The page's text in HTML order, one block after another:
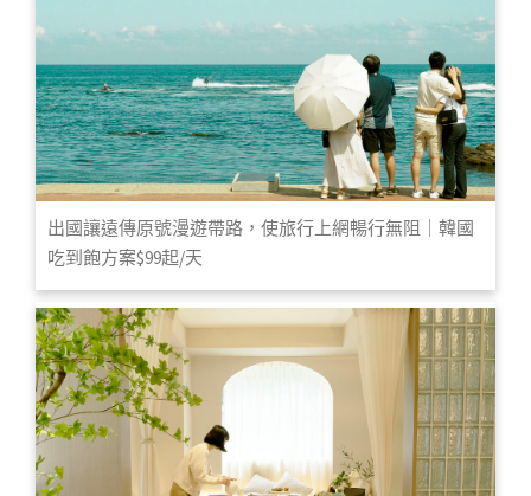
出國讓遠傳原號漫遊帶路，使旅行上網暢行無阻｜韓國
吃到飽方案$99起/天